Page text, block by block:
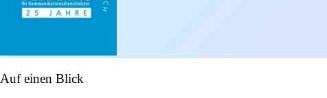
Auf einen Blick